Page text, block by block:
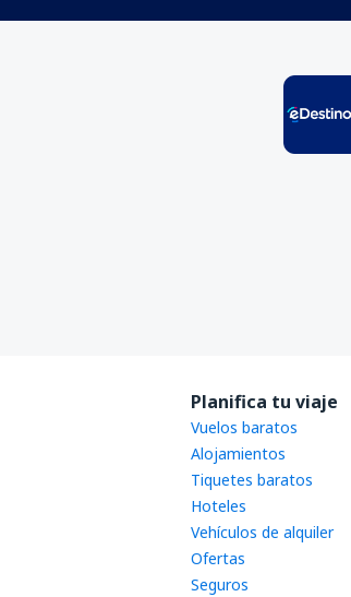
Deauville-Saint
Deols Marcel
Dijon-Bourgogne
Figari Sud-Corse (FSC)
Grenoble-Isere (GNB)
La Rochelle (LRH)
Lann-Bihoué (LRT)
Lannion-Servel (LAI)
Le Havre - Octeville
Planifica tu viaje
Vuelos baratos
Alojamientos
Tiquetes baratos
Hoteles
Vehículos de alquiler
Ofertas
Seguros